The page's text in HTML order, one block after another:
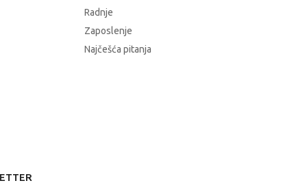
Radnje
Zaposlenje
Najčešća pitanja